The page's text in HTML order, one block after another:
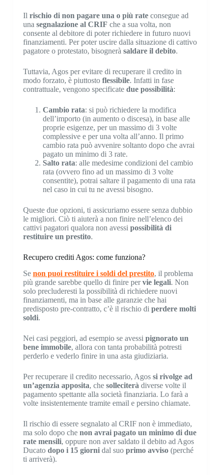
Il rischio di non pagare una o più rateconsegue ad
una segnalazione al CRIF che a sua volta, non
consente al debitore di poter richiedere in futuro nuovi
finanziamenti. Per poter uscire dalla situazione di cattivo
pagatore o protestato, bisognerà saldare il debito.
Tuttavia, Agos per evitare di recuperare il credito in
modo forzato, è piuttosto flessibile. Infatti in fase
contrattuale, vengono specificate due possibilità:
Cambio rata: si può richiedere la modifica
dell’importo (in aumento o discesa), in base alle
proprie esigenze, per un massimo di 3 volte
complessive e per una volta all’anno. Il primo
cambio rata può avvenire soltanto dopo che avrai
pagato un minimo di 3 rate.
Salto rata: alle medesime condizioni del cambio
rata (ovvero fino ad un massimo di 3 volte
consentite), potrai saltare il pagamento di una rata
nel caso in cui tu ne avessi bisogno.
Queste due opzioni, ti assicuriamo essere senza dubbio
le migliori. Ciò ti aiuterà a non finire nell’elenco dei
cattivi pagatori qualora non avessi possibilità di
restituire un prestito.
Recupero crediti Agos: come funziona?
Se non puoi restituire i soldi del prestito, il problema
più grande sarebbe quello di finire pervie legali. Non
solo precluderesti la possibilità di richiedere nuovi
finanziamenti, ma in base alle garanzie che hai
predisposto pre-contratto, c’è il rischio di perdere molti
soldi.
Nei casi peggiori, ad esempio se avessi pignorato un
bene immobile, allora con tanta probabilità potresti
perderlo e vederlo finire in una asta giudiziaria.
Per recuperare il credito necessario, Agos si rivolge ad
un’agenzia apposita, che solleciterà diverse volte il
pagamento spettante alla società finanziaria. Lo farà a
volte insistentemente tramite email e persino chiamate.
Il rischio di essere segnalato al CRIF non è immediato,
ma solo dopo che non avrai pagato un minimo di due
rate mensili, oppure non aver saldato il debito ad Agos
Ducato dopo i 15 giornidal suo primo avviso(perché
ti arriverà).